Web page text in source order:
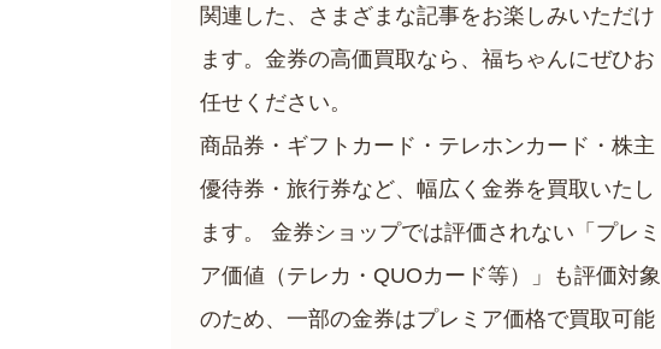
骨董品 お酒
金 ⁄
時計
関連した、さまざまな記事をお楽しみいただけ
ます。金券の高価買取なら、福ちゃんにぜひお
任せください。
商品券・ギフトカード・テレホンカード・株主
優待券・旅行券など、幅広く金券を買取いたし
ます。 金券ショップでは評価されない「プレミ
ア価値（テレカ・QUOカード等）」も評価対象
のため、一部の金券はプレミア価格で買取可能